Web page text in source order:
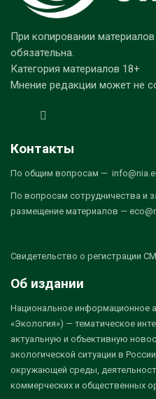
При копировании
обязательна.
Категория материалов 18+
Мнение редакции может не
Контакты
По общим вопросам —
По вопросам сотрудничества и
размещение материалов —
Свидетельство о регистрации
Об издании
Национальное информационное
«Экология») — тематическое
актуальную и объективную
экологической ситуации в
окружающей среды,
коммерческих и общественных